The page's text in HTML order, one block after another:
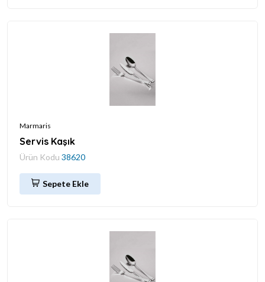
Marmaris
Servis Kaşık
Ürün Kodu 38620
Sepete Ekle